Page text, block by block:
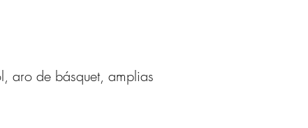
aro de básquet, amplias